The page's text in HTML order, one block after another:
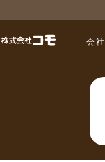
会